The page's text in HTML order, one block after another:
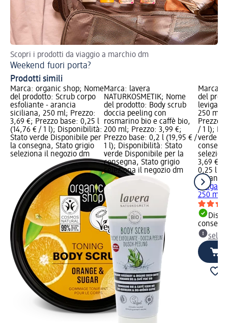
Scopri i prodotti da viaggio a marchio dm
Weekend fuori porta?
Prodotti simili
Marca: organic shop; Nome
del prodotto: Scrub corpo
esfoliante - arancia
siciliana, 250 ml; Prezzo:
3,69 €; Prezzo base: 0,25 l
(14,76 € / 1 l); Disponibilità:
Stato verde Disponibile per
la consegna, Stato grigio
seleziona il negozio dm
Marca: lavera
NATURKOSMETIK; Nome
del prodotto: Body scrub
doccia peeling con
rosmarino bio e caffè bio,
200 ml; Prezzo: 3,99 €;
Prezzo base: 0,2 l (19,95 € /
1 l); Disponibilità: Stato
verde Disponibile per la
consegna, Stato grigio
seleziona il negozio dm
Marca:
del
250 ml;
Prezzo
/ 1 l);
verde
3,69 €
0,25 l
organic
250 ml